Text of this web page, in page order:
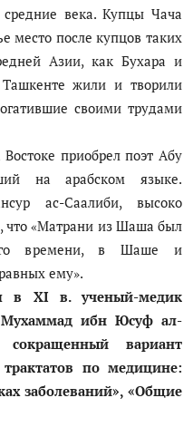
средние века. Купцы Чача
место после купцов таких
Азии, как Бухара и
жили и творили
своими трудами
приобрел поэт Абу
на арабском языке.
ас-Саалиби, высоко
что «Матрани из Шаша был
времени, в Шаше и
ему».
в XI в. ученый-медик
ибн Юсуф ал-
вариант
по медицине:
заболеваний», «Общие